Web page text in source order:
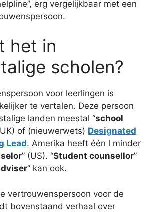
erg vergelijkbaar met een
het in
scholen?
voor leerlingen is
te vertalen. Deze persoon
landen meestal “school
of (nieuwerwets) Designated
Lead. Amerika heeft één l minder
” (US). “Student counsellor”
” kan ook.
vertrouwenspersoon voor de
bovenstaand verhaal over